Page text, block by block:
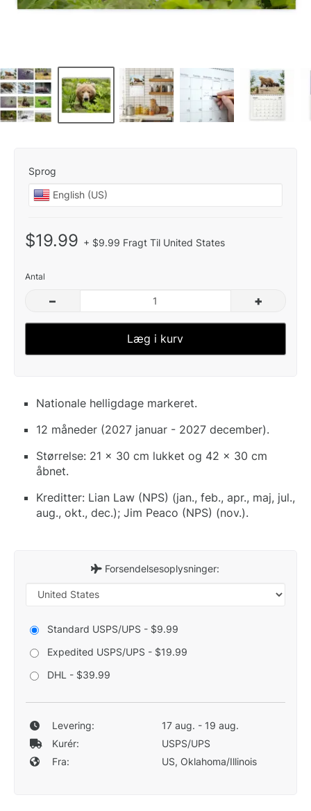
Sprog
$19.99 + $9.99 Fragt Til United States
Antal
– +
Læg i kurv
Nationale helligdage markeret.
12 måneder (2027 januar - 2027 december).
Størrelse: 21 x 30 cm lukket og 42 x 30 cm
åbnet.
Kreditter: Lian Law (NPS) (jan., feb., apr., maj, jul.,
aug., okt., dec.); Jim Peaco (NPS) (nov.).
Forsendelsesoplysninger:
Standard USPS/UPS - $9.99
Expedited USPS/UPS - $19.99
DHL - $39.99
Levering:
17 aug. - 19 aug.
Kurér:
USPS/UPS
Fra:
US, Oklahoma/Illinois